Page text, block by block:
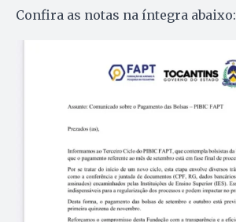
Confira as notas na íntegra abaixo: